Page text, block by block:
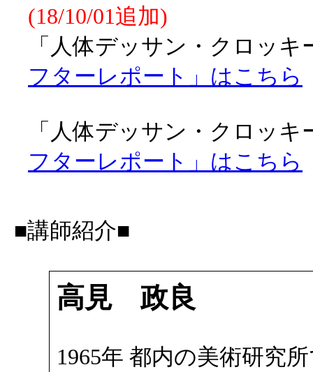
(18/10/01追加)
「人体デッサン・クロッキ
フターレポート」はこちら
「人体デッサン・クロッキ
フターレポート」はこちら
■講師紹介■
高見 政良
1965年 都内の美術研究